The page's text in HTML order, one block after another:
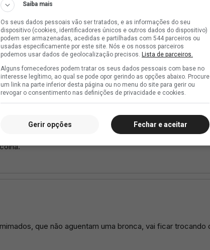
Saiba mais
Os seus dados pessoais vão ser tratados, e as informações do seu
dispositivo (cookies, identificadores únicos e outros dados do dispositivo)
podem ser armazenadas, acedidas e partilhadas com 544 parceiros ou
usadas especificamente por este site. Nós e os nossos parceiros
podemos usar dados de geolocalização precisos. Lista de parceiros.
Alguns fornecedores podem tratar os seus dados pessoais com base no
interesse legítimo, ao qual se pode opor gerindo as opções abaixo. Procure
um link na parte inferior desta página ou no menu do site para gerir ou
revogar o consentimento nas definições de privacidade e cookies.
Fechar e aceitar
Gerir opções